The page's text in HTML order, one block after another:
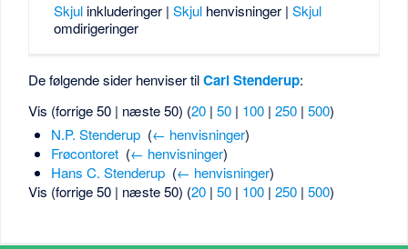
Skjulinkluderinger | Skjulhenvisninger | Skjul
omdirigeringer
De følgende sider henviser tilCarl Stenderup:
Vis (forrige 50 | næste 50) (20 |50 | 100 |250 |500)
N.P. Stenderup‎ (← henvisninger)
Frøcontoret‎ (← henvisninger)
Hans C. Stenderup‎ (← henvisninger)
Vis (forrige 50 | næste 50) (20 |50 | 100 |250 |500)